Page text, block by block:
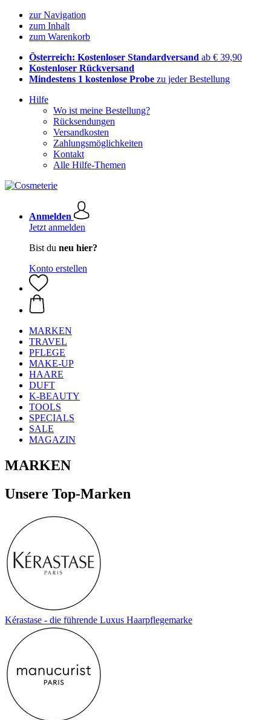
zur Navigation
zum Inhalt
zum Warenkorb
Österreich: Kostenloser Standardversand ab € 39,90
Kostenloser Rückversand
Mindestens 1 kostenlose Probe zu jeder Bestellung
Hilfe
Wo ist meine Bestellung?
Rücksendungen
Versandkosten
Zahlungsmöglichkeiten
Kontakt
Alle Hilfe-Themen
Anmelden
Jetzt anmelden
Bist du neu hier?
Konto erstellen
MARKEN
TRAVEL
PFLEGE
MAKE-UP
HAARE
DUFT
K-BEAUTY
TOOLS
SPECIALS
SALE
MAGAZIN
MARKEN
Unsere Top-Marken
Kérastase - die führende Luxus Haarpflegemarke